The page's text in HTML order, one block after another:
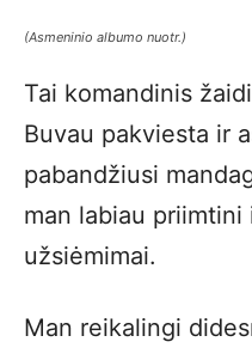
(Asmeninio albumo nuotr.)
Tai komandinis
Buvau pakviesta ir
pabandžiusi
man labiau
užsiėmimai.
Man reikalingi